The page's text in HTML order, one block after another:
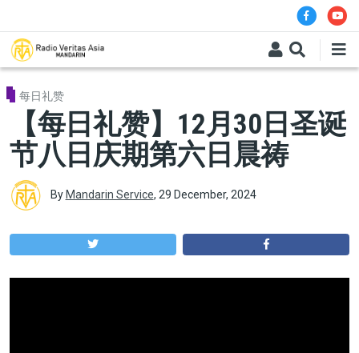
每日礼赞
【每日礼赞】12月30日圣诞
节八日庆期第六日晨祷
By Mandarin Service, 29 December, 2024